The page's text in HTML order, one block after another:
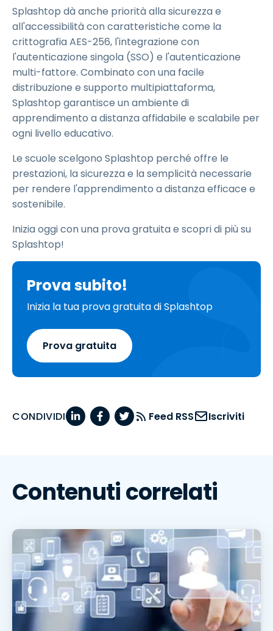
Splashtop dà anche priorità alla sicurezza e
all'accessibilità con caratteristiche come la
crittografia AES-256, l'integrazione con
l'autenticazione singola (SSO) e l'autenticazione
multi-fattore. Combinato con una facile
distribuzione e supporto multipiattaforma,
Splashtop garantisce un ambiente di
apprendimento a distanza affidabile e scalabile per
ogni livello educativo.
Le scuole scelgono Splashtop perché offre le
prestazioni, la sicurezza e la semplicità necessarie
per rendere l'apprendimento a distanza efficace e
sostenibile.
Inizia oggi con una prova gratuita e scopri di più su
Splashtop!
Prova subito!
Inizia la tua prova gratuita di Splashtop
Prova gratuita
CONDIVIDI Feed RSS Iscriviti
Contenuti correlati